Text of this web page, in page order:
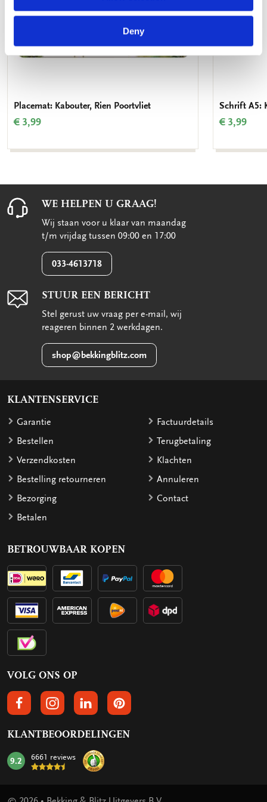
Deny
Placemat: Kabouter, Rien Poortvliet
€ 3,99
Schrift A5:
€ 3,99
WE HELPEN U GRAAG!
Wij staan voor u klaar van maandag
t/m vrijdag tussen 09:00 en 17:00
033-4613718
STUUR EEN BERICHT
Stel gerust uw vraag per e-mail, wij
reageren binnen 2 werkdagen.
shop@bekkingblitz.com
KLANTENSERVICE
Garantie
Bestellen
Verzendkosten
Bestelling retourneren
Bezorging
Betalen
Factuurdetails
Terugbetaling
Klachten
Annuleren
Contact
BETROUWBAAR KOPEN
VOLG ONS OP
VOLGS ONS OP FACEBOOK
VOLG ONS OP INSTAGRAM
VOLG ONS OP LINKEDIN
VOLG ONS OP PINTEREST
KLANTBEOORDELINGEN
mark:
9.2 6661 reviews